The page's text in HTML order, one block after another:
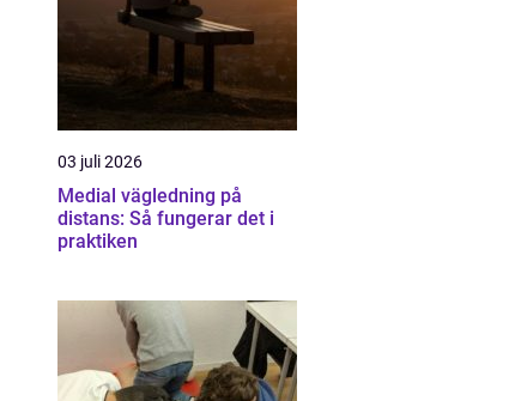
03 juli 2026
Medial vägledning på
distans: Så fungerar det i
praktiken